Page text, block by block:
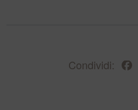
Condividi: